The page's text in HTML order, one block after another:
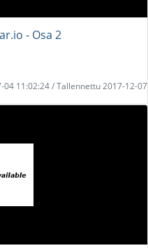
- Osa 2
04 11:02:24 / Tallennettu 2017-12-07